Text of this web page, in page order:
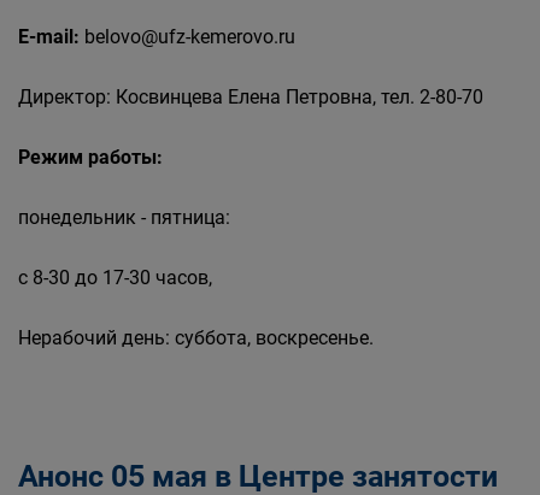
E-mail: belovo@ufz-kemerovo.ru
Директор: Косвинцева Елена Петровна, тел. 2-80-70
Режим работы:
понедельник - пятница:
с 8-30 до 17-30 часов,
Нерабочий день: суббота, воскресенье.
Анонс 05 мая в Центре занятости